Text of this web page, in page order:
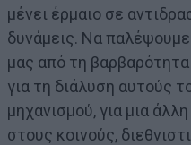
μένει έρμαιο σε
δυνάμεις. Να
μας από τη
για τη διάλυση αυτούς
μηχανισμού, για μια
στους κοινούς,